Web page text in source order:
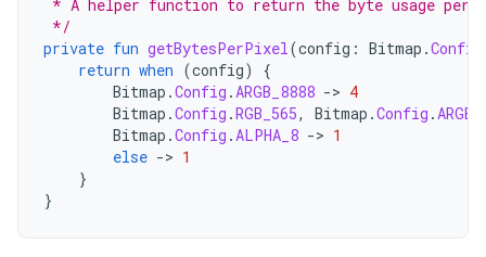
* A helper function to return the byte usage
*/
private fun getBytesPerPixel(config : Bitmap .Config
return when (config)
{
Bitmap .Config .ARGB_8888 -> 4
Bitmap .Config .RGB_565, Bitmap .Config .
Bitmap .Config .ALPHA_8 -> 1
else -> 1
}
}